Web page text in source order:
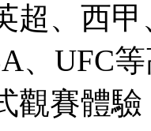
超、西
、UFC
觀賽體驗